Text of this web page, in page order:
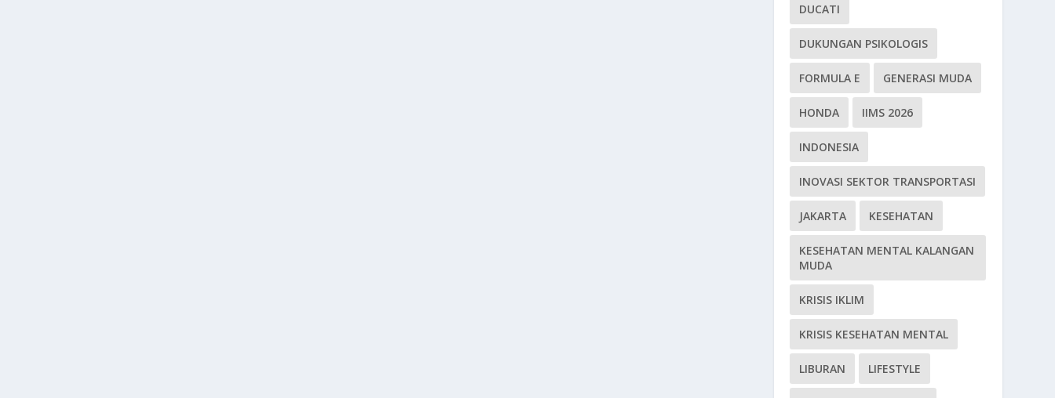
DUCATI
DUKUNGAN PSIKOLOGIS
FORMULA E GENERASI MUDA
HONDA IIMS 2026
INDONESIA
INOVASI SEKTOR TRANSPORTASI
JAKARTA KESEHATAN
KESEHATAN MENTAL KALANGAN
MUDA
KRISIS IKLIM
KRISIS KESEHATAN MENTAL
LIBURAN LIFESTYLE